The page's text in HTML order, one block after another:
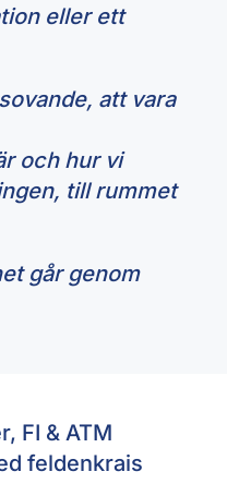
eller ett
att vara
och hur vi
till rummet
går genom
FI & ATM
feldenkrais